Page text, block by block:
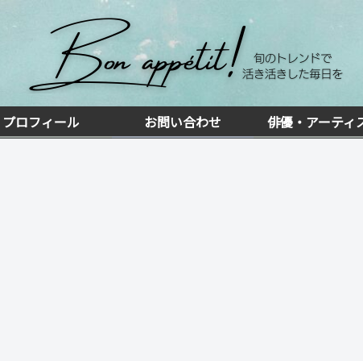
プロフィール お問い合わせ 俳優・アーティ